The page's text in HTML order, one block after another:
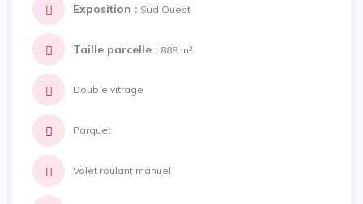
Exposition : Sud Ouest
Taille parcelle : 888 m²
Double vitrage
Parquet
Volet roulant manuel